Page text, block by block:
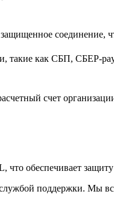
соединение,
такие как СБП, СБЕР-
счет
обеспечивает
поддержки. Мы